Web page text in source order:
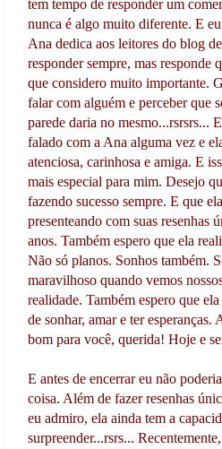
tem tempo de responder um
nunca é algo muito diferente. E
Ana dedica aos leitores do blog
responder sempre, mas responde
que considero muito importante.
falar com alguém e perceber que
parede daria no mesmo...rsrsrs...
falado com a Ana alguma vez e
atenciosa, carinhosa e amiga. E
mais especial para mim. Desejo
fazendo sucesso sempre. E que
presenteando com suas resenhas
anos. Também espero que ela
Não só planos. Sonhos também.
maravilhoso quando vemos
realidade. Também espero que
de sonhar, amar e ter esperanças.
bom para você, querida! Hoje e
E antes de encerrar eu não
coisa. Além de fazer resenhas
eu admiro, ela ainda tem a
surpreender...rsrs...